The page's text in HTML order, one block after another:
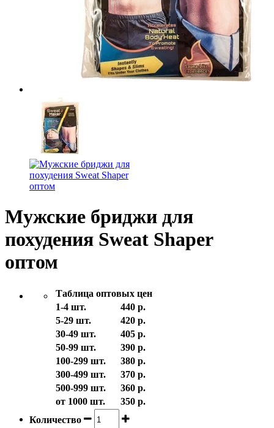
Мужские бриджи для
похудения Sweat Shaper
оптом
Таблица оптовых цен
1-4 шт.
440 р.
5-29 шт.
420 р.
30-49 шт.
405 р.
50-99 шт.
390 р.
100-299 шт.
380 р.
300-499 шт.
370 р.
500-999 шт.
360 р.
от 1000 шт.
350 р.
Количество